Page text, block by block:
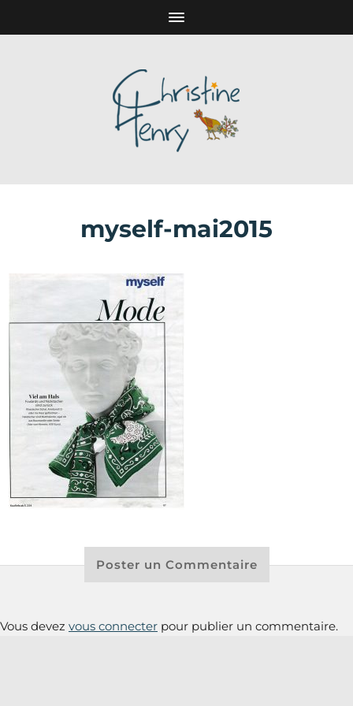
myself-mai2015
Poster un Commentaire
Vous devez vous connecter pour publier un commentaire.